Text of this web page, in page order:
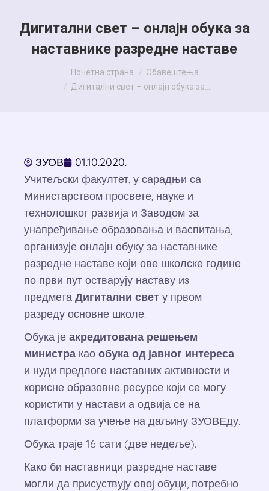
Дигитални свет – онлајн обука за
наставнике разредне наставе
You are here:Почетна страна
Обавештења
Дигитални свет – онлајн обука за…
ЗУОВ
01.10.2020.
Учитељски факултет, у сарадњи са
Министарством просвете, науке и
технолошког развија и Заводом за
унапређивање образовања и васпитања,
организује онлајн обуку за наставнике
разредне наставе који ове школске године
по први пут остварују наставу из
предмета Дигитални свет у првом
разреду основне школе.
Обука је акредитована решењем
министра као обука од јавног интереса
и нуди предлоге наставних активности и
корисне образовне ресурсе који се могу
користити у настави а одвија се на
платформи за учење на даљину ЗУОВЕду.
Обука траје 16 сати (две недеље).
Како би наставници разредне наставе
могли да присуствују овој обуци, потребно